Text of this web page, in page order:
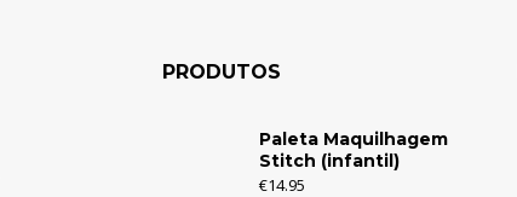
PRODUTOS
Paleta Maquilhagem
Stitch (infantil)
€14.95